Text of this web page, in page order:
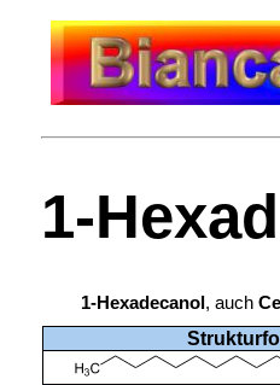
1-
1-Hexadecanol , auch